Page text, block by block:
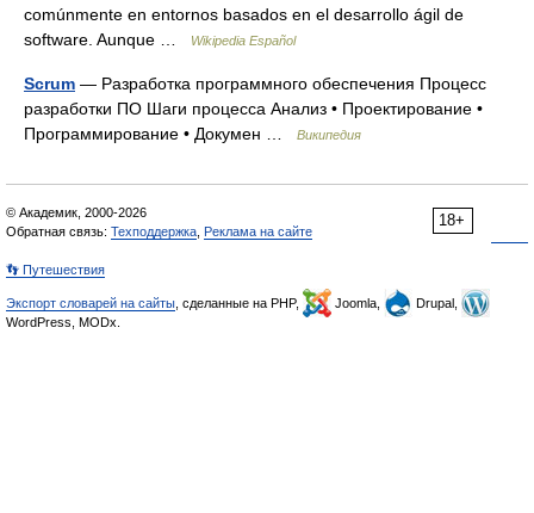
comúnmente en entornos basados en el desarrollo ágil de
software. Aunque …
Wikipedia Español
Scrum — Разработка программного обеспечения Процесс
разработки ПО Шаги процесса Анализ • Проектирование •
Программирование • Докумен …
Википедия
18+
© Академик, 2000-2026
Обратная связь: Техподдержка Реклама на сайте
👣 Путешествия
Экспорт словарей на сайты , сделанные на PHP, Joomla,
Drupal,
WordPress, MODx.